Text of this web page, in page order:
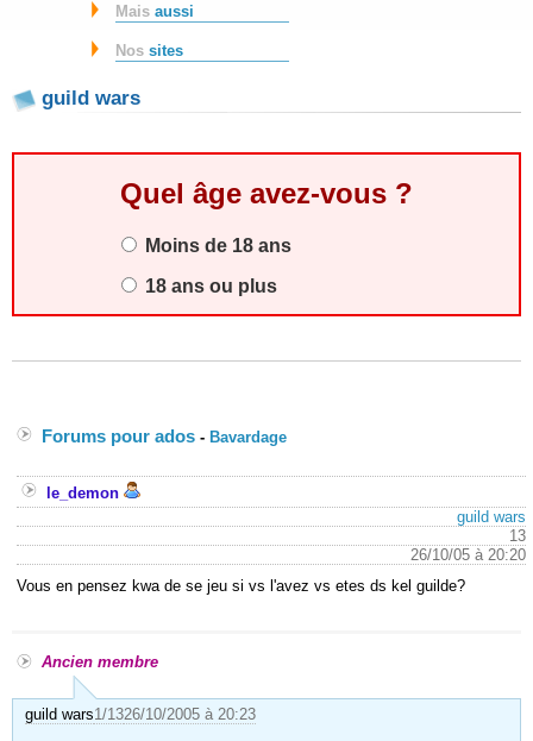
Maisaussi
Nossites
guild wars
Quel âge avez-vous ?
Moins de 18 ans
18 ans ou plus
Forums pour ados - Bavardage
le_demon
guild wars
13
26/10/05 à 20:20
Vous en pensez kwa de se jeu si vs l'avez vs etes ds kel guilde?
Ancien membre
guild wars1/1326/10/2005 à 20:23